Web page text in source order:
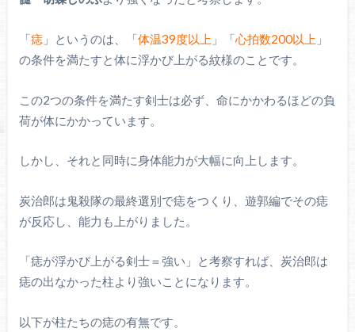
「痣」というのは、「体温39度以上 」「心拍数200以上 」
の条件を満たすと体に浮かび上がる紋様のことです。
この2つの条件を満たす剣士は必ず、命にかかわるほどの負
荷が体にかかっています。
しかし、それと同時に身体能力が大幅に向上します。
炭治郎は鬼殺隊の最終選別で痣をつくり、遊郭編でその痣
が反応し、能力も上がりました。
「痣が浮かび上がる剣士＝強い」と考察すれば、炭治郎は
痣の出なかった柱より強いことになります。
以下が柱たちの痣の有無です。